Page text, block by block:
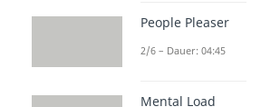
People Pleaser
2/6 – Dauer: 04:45
Mental Load